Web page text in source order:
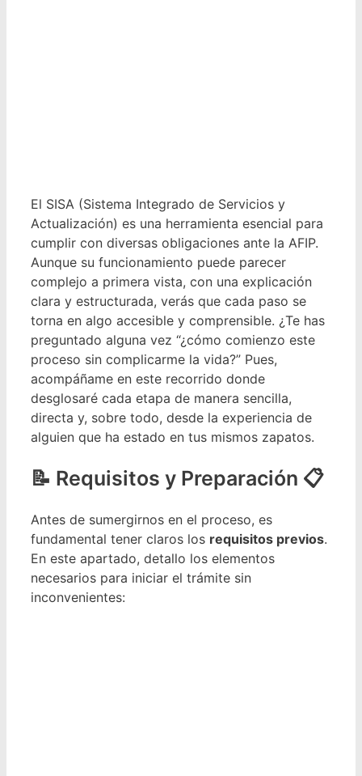
El SISA (Sistema Integrado de Servicios y
Actualización) es una herramienta esencial para
cumplir con diversas obligaciones ante la AFIP.
Aunque su funcionamiento puede parecer
complejo a primera vista, con una explicación
clara y estructurada, verás que cada paso se
torna en algo accesible y comprensible. ¿Te has
preguntado alguna vez “¿cómo comienzo este
proceso sin complicarme la vida?” Pues,
acompáñame en este recorrido donde
desglosaré cada etapa de manera sencilla,
directa y, sobre todo, desde la experiencia de
alguien que ha estado en tus mismos zapatos.
Requisitos y Preparación 📋
Antes de sumergirnos en el proceso, es
fundamental tener claros los requisitos previos.
En este apartado, detallo los elementos
necesarios para iniciar el trámite sin
inconvenientes: